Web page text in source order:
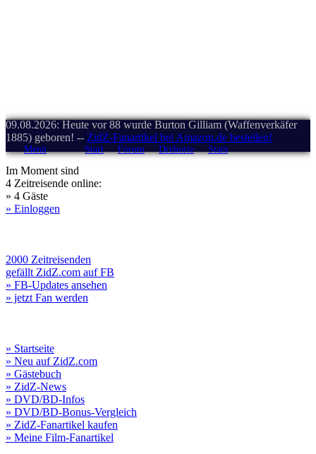
09.08.2026: Heute vor 88 wurde Burton Gilliam (Waffenverkäfer
1885) geboren! -- ZidZ-Fanartikel bei Amazon.de bestellen!
Menü Start Forum Drehorte Stars
Im Moment sind
4 Zeitreisende online:
» 4 Gäste
» Einloggen
2000 Zeitreisenden
gefällt ZidZ.com auf FB
» FB-Updates ansehen
» jetzt Fan werden
» Startseite
» Neu auf ZidZ.com
» Gästebuch
» ZidZ-News
» DVD/BD-Infos
» DVD/BD-Bonus-Vergleich
» ZidZ-Fanartikel kaufen
» Meine Film-Fanartikel